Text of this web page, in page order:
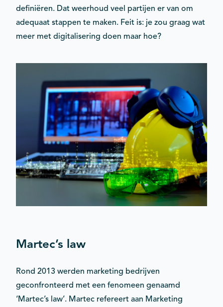
definiëren. Dat weerhoud veel partijen er van om
adequaat stappen te maken. Feit is: je zou graag wat
meer met digitalisering doen maar hoe?
Martec’s law
Rond 2013 werden marketing bedrijven
geconfronteerd met een fenomeen genaamd
‘Martec’s law’. Martec refereert aan Marketing